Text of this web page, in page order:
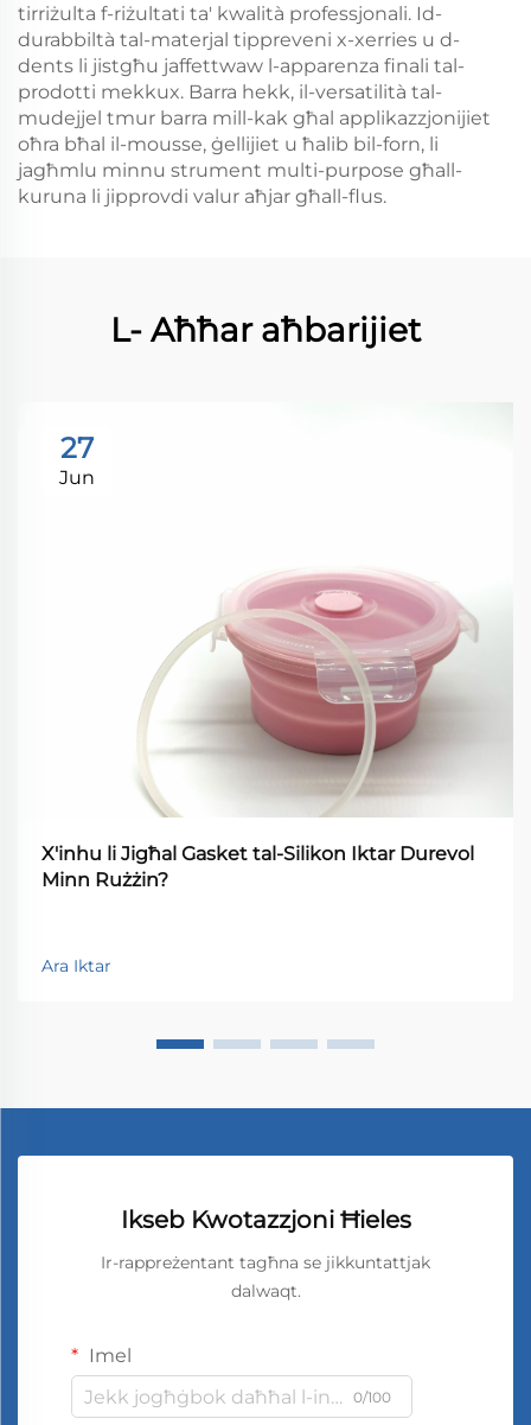
tirriżulta f-riżultati ta' kwalità professjonali. Id-
durabbiltà tal-materjal tippreveni x-xerries u d-
dents li jistgħu jaffettwaw l-apparenza finali tal-
prodotti mekkux. Barra hekk, il-versatilità tal-
mudejjel tmur barra mill-kak għal applikazzjonijiet
oħra bħal il-mousse, ġellijiet u ħalib bil-forn, li
jagħmlu minnu strument multi-purpose għall-
kuruna li jipprovdi valur aħjar għall-flus.
L- Aħħar aħbarijiet
27
Jun
X'inhu li Jigħal Gasket tal-Silikon Iktar Durevol
Minn Rużżin?
Ara Iktar
Ikseb Kwotazzjoni Ħieles
Ir-rappreżentant tagħna se jikkuntattjak
dalwaqt.
Imel
0/100